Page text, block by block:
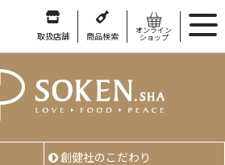
取扱店舗 商品検索
オンライン
ショップ
創健社のこだわり